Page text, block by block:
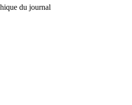
du journal